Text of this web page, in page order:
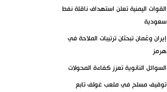
القوات اليمنية تعلن استهداف ناقلة نفط
سعودية
إيران وعُمان تبحثان ترتيبات الملاحة في
هرمز
السوائل النانوية تعزز كفاءة المحولات
توقيف مسلح في ملعب غولف تابع